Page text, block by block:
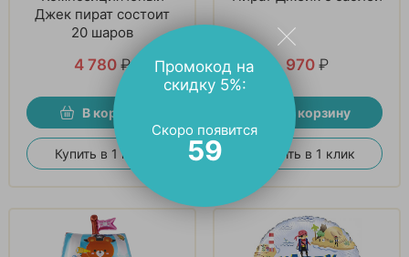
Джек пират состоит
20 шаров
4 780 ₽
В корзину
Купить в 1 клик
970 ₽
В корзину
Купить в 1 клик
Промокод на
скидку 5%:
Скоро появится
58